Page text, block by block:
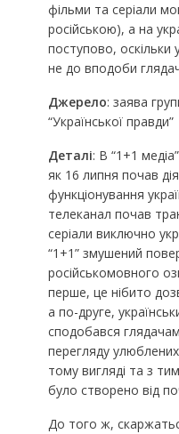
фільми та серіали
російською), а на
поступово, оскільки
не до вподоби
Джерело: заява
“Української правди”
Деталі: В “1+1
як 16 липня почав
функціонування
телеканал почав
серіали виключно
“1+1” змушений
російськомовного
перше, це нібито
а по-друге,
сподобався
перегляду улюблених
тому вигляді та з
було створено від
До того ж,